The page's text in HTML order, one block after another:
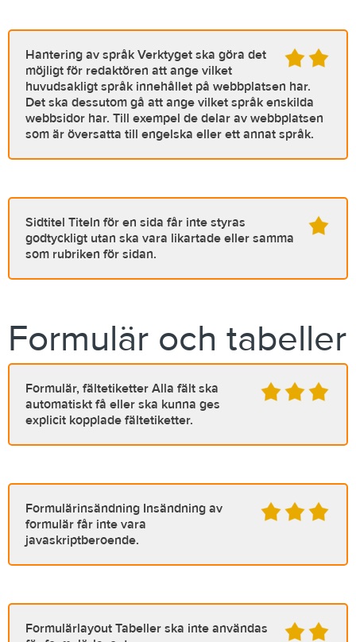
Hantering av språk Verktyget ska göra det
möjligt för redaktören att ange vilket
huvudsakligt språk innehållet på webbplatsen har.
Det ska dessutom gå att ange vilket språk enskilda
webbsidor har. Till exempel de delar av webbplatsen
som är översatta till engelska eller ett annat språk.
Sidtitel Titeln för en sida får inte styras
godtyckligt utan ska vara likartade eller samma
som rubriken för sidan.
Formulär och tabeller
Formulär, fältetiketter Alla fält ska
automatiskt få eller ska kunna ges
explicit kopplade fältetiketter.
Formulärinsändning Insändning av
formulär får inte vara
javaskriptberoende.
Formulärlayout Tabeller ska inte användas